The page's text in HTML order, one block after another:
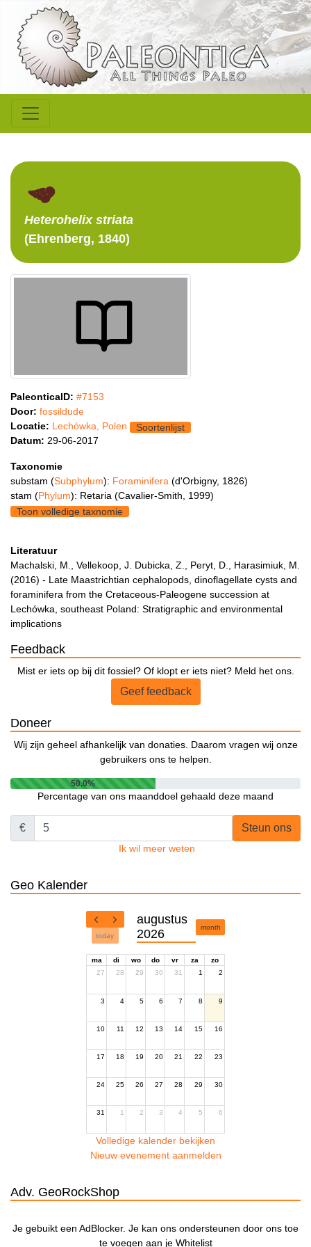
Heterohelixstriata
(Ehrenberg, 1840)
PaleonticaID: #7153
Door: fossildude
Locatie: Lechówka, Polen
Soortenlijst
Datum: 29-06-2017
Taxonomie
substam (Subphylum): Foraminifera (d'Orbigny, 1826)
stam (Phylum): Retaria (Cavalier-Smith, 1999)
Toon volledige taxnomie
Literatuur
Machalski, M., Vellekoop, J. Dubicka, Z., Peryt, D., Harasimiuk, M.
(2016) - Late Maastrichtian cephalopods, dinoflagellate cysts and
foraminifera from the Cretaceous-Paleogene succession at
Lechówka, southeast Poland: Stratigraphic and environmental
implications
Feedback
Mist er iets op bij dit fossiel? Of klopt er iets niet? Meld het ons.
Geef feedback
Doneer
Wij zijn geheel afhankelijk van donaties. Daarom vragen wij onze
gebruikers ons te helpen.
50.0%
Percentage van ons maanddoel gehaald deze maand
€ Steun ons
Ik wil meer weten
Geo Kalender
today
augustus
2026
month
ma di wo do vr za
zo
27
28 29 30 31 1 2
3 4 5 6 7 8 9
10 11 12 13 14 15 16
17 18 19 20 21 22 23
24 25 26 27 28 29 30
31 1 2 3 4 5 6
Volledige kalender bekijken
Nieuw evenement aanmelden
Adv. GeoRockShop
Je gebuikt een AdBlocker. Je kan ons ondersteunen door ons toe
te voegen aan je Whitelist